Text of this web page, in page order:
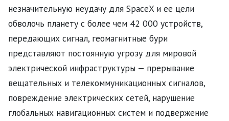
незначительную неудачу для SpaceX и ее цели
обволочь планету с более чем 42 000 устройств,
передающих сигнал, геомагнитные бури
представляют постоянную угрозу для мировой
электрической инфраструктуры — прерывание
вещательных и телекоммуникационных сигналов,
повреждение электрических сетей, нарушение
глобальных навигационных систем и подвержение